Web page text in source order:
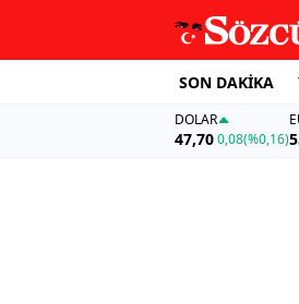
SON DAKİKA
DOLAR
47,700,08(%0,16)